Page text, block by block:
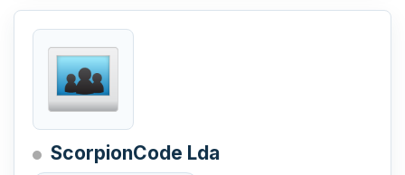
ScorpionCode Lda